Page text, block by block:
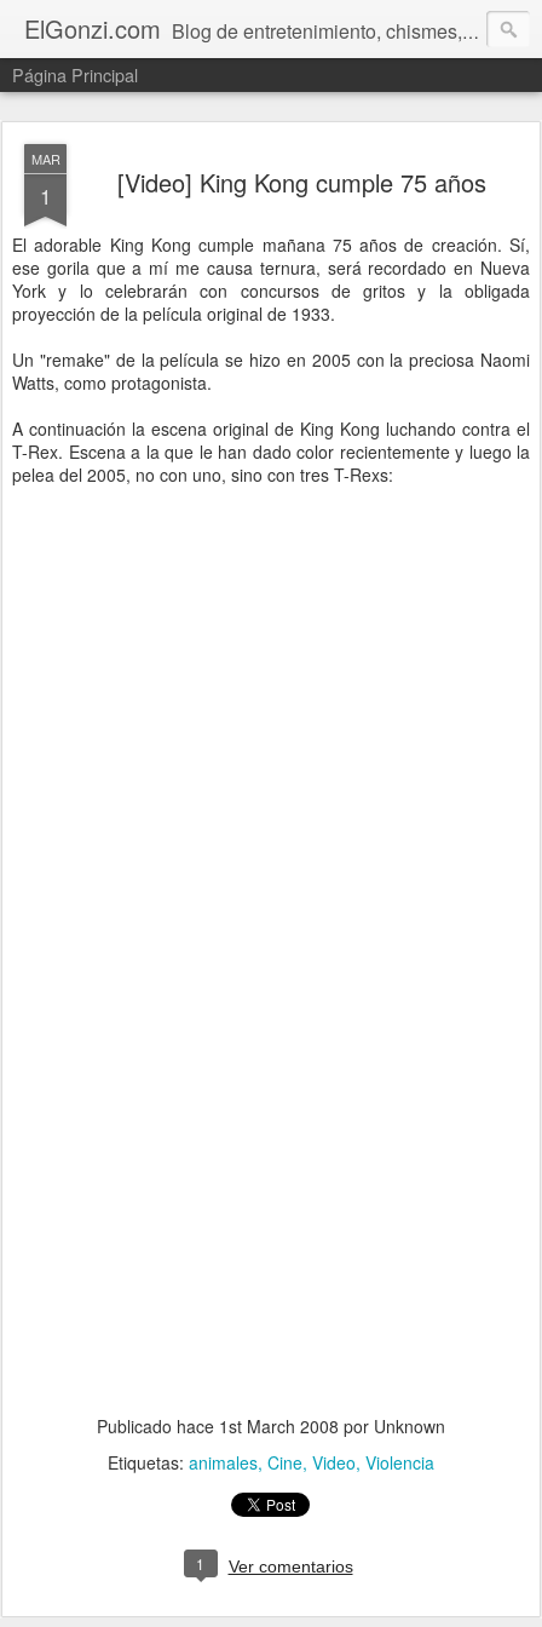
ElGonzi.com Blog de entretenimiento, chismes, humor, farándula, curiosidades, ovnis, noticias calientes, fotos, videos, paranormal y ¡más!
Página Principal
MAR
1 [Video] King Kong cumple 75 años
El adorable King Kong cumple mañana 75 años de creación. Sí,
ese gorila que a mí me causa ternura, será recordado en Nueva
York y lo celebrarán con concursos de gritos y la obligada
proyección de la película original de 1933.
Un "remake" de la película se hizo en 2005 con la preciosa Naomi
Watts, como protagonista.
A continuación la escena original de King Kong luchando contra el
T-Rex. Escena a la que le han dado color recientemente y luego la
pelea del 2005, no con uno, sino con tres T-Rexs:
Publicado hace 1st March 2008 por Unknown
Etiquetas: animales Cine Video Violencia
1 Ver comentarios